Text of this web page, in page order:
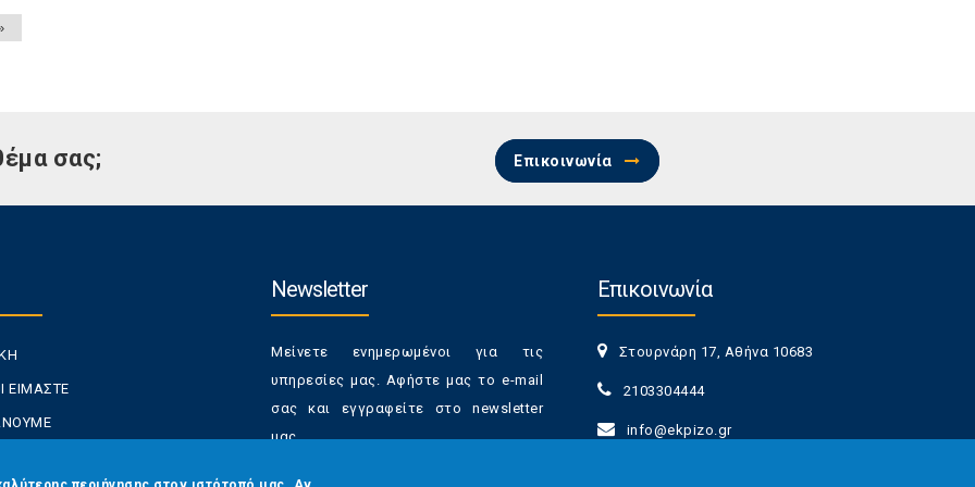
σας; Επικοινωνία
ΕΙΜΑΣΤΕ
Newsletter
Μείνετε ενημερωμένοι για τις
υπηρεσίες μας. Αφήστε μας το e-mail
σας και εγγραφείτε στο newsletter
μας.
Έχετε τη δυνατότητα απεγγραφής
Επικοινωνία
Στουρνάρη 17, Αθήνα 10683
2103304444
info@ekpizo.gr